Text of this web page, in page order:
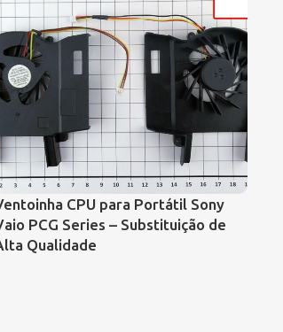
CPU para Portátil Sony
PCG Series – Substituição de
Qualidade